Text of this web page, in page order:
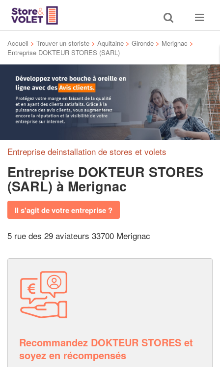
Toggle
search
Toggle
Accueil > Trouver un storiste > Aquitaine > Gironde > Merignac >
Entreprise DOKTEUR STORES (SARL)
Entreprise deinstallation de stores et volets
Entreprise DOKTEUR STORES
(SARL) à Merignac
Il s'agit de votre entreprise ?
5 rue des 29 aviateurs 33700 Merignac
Recommandez DOKTEUR STORES et
soyez en récompensés